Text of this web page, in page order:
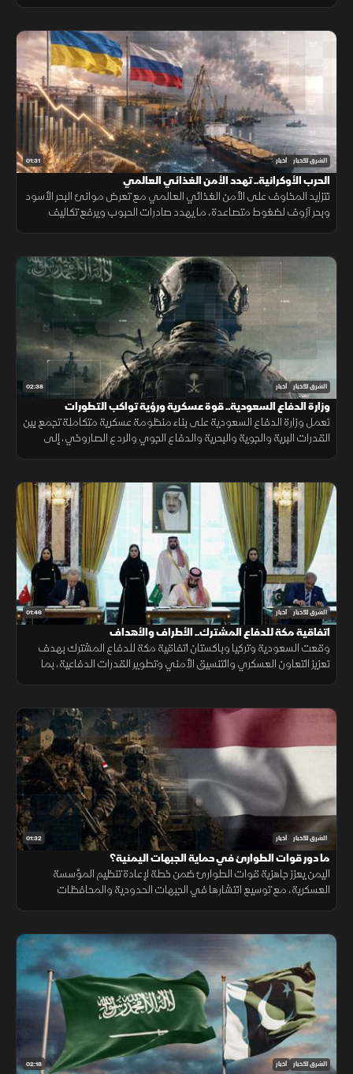
01:31 الشرق للأخبار أخبار
الحرب الأوكرانية.. تهدد الأمن الغذائي العالمي
تتزايد المخاوف على الأمن الغذائي العالمي مع تعرض موانئ البحر الأسود
وبحر آزوف لضغوط متصاعدة، ما يهدد صادرات الحبوب ويرفع تكاليف
02:38 الشرق للأخبار أخبار
وزارة الدفاع السعودية.. قوة عسكرية ورؤية تواكب التطورات
تعمل وزارة الدفاع السعودية على بناء منظومة عسكرية متكاملة تجمع بين
القدرات البرية والجوية والبحرية والدفاع الجوي والردع الصاروخي، إلى
01:46 الشرق للأخبار أخبار
اتفاقية مكة للدفاع المشترك.. الأطراف والأهداف
وقعت السعودية وتركيا وباكستان اتفاقية مكة للدفاع المشترك بهدف
تعزيز التعاون العسكري والتنسيق الأمني وتطوير القدرات الدفاعية، بما
01:32 الشرق للأخبار أخبار
ما دور قوات الطوارئ في حماية الجبهات اليمنية؟
اليمن يعزز جاهزية قوات الطوارئ ضمن خطة لإعادة تنظيم المؤسسة
العسكرية، مع توسيع انتشارها في الجبهات الحدودية والمحافظات
02:18 الشرق للأخبار أخبار